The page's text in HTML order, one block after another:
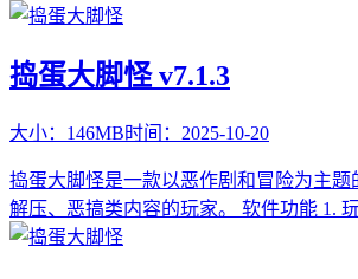
捣蛋大脚怪 v7.1.3
大小： 146MB时间： 2025-10-20
捣蛋大脚怪是一款以恶作剧和冒险为主
解压、恶搞类内容的玩家。 软件功能 1.